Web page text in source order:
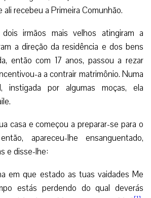
ali recebeu a Primeira Comunhão.
irmãos mais velhos atingiram a
a direção da residência e dos bens
então com 17 anos, passou a rezar
a a contrair matrimônio. Numa
instigada por algumas moças, ela
casa e começou a preparar-se para o
apareceu-lhe ensanguentado,
e disse-lhe:
em que estado as tuas vaidades Me
estás perdendo do qual deverás